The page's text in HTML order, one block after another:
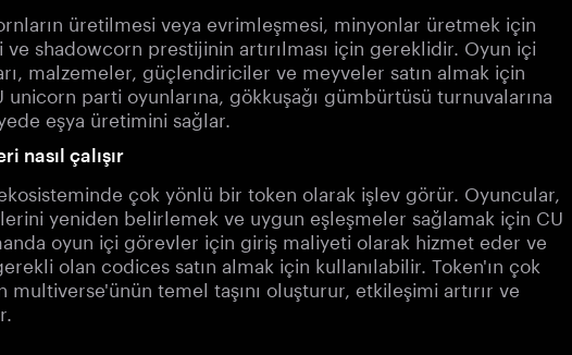
üretilmesi veya evrimleşmesi, minyonlar üretmek için
shadowcorn prestijinin artırılması için gereklidir. Oyun içi
malzemeler, güçlendiriciler ve meyveler satın almak için
unicorn parti oyunlarına, gökkuşağı gümbürtüsü turnuvalarına
eşya üretimini sağlar.
nasıl çalışır
çok yönlü bir token olarak işlev görür. Oyuncular,
yeniden belirlemek ve uygun eşleşmeler sağlamak için CU
oyun içi görevler için giriş maliyeti olarak hizmet eder ve
olan codices satın almak için kullanılabilir. Token'ın çok
multiverse'ünün temel taşını oluşturur, etkileşimi artırır ve